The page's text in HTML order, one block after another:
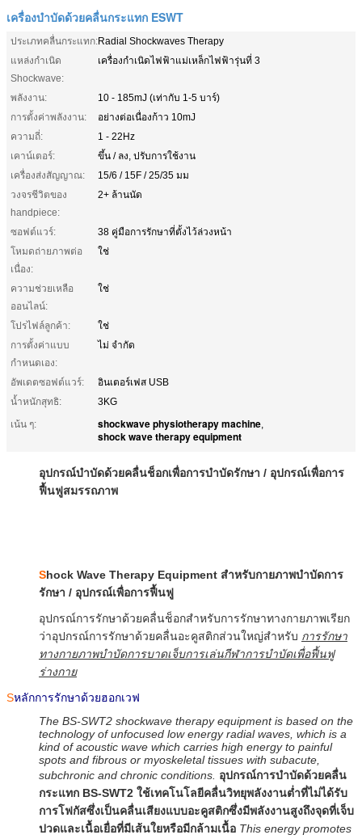
เครื่องบำบัดด้วยคลื่นกระแทก ESWT
ประเภทคลื่นกระแทก:Radial Shockwaves Therapy
แหล่งกำเนิด
Shockwave:
เครื่องกำเนิดไฟฟ้าแม่เหล็กไฟฟ้ารุ่นที่ 3
พลังงาน:
10 - 185mJ (เท่ากับ 1-5 บาร์)
การตั้งค่าพลังงาน:
อย่างต่อเนื่องก้าว 10mJ
ความถี่:
1 - 22Hz
เคาน์เตอร์:
ขึ้น / ลง, ปรับการใช้งาน
เครื่องส่งสัญญาณ:
15/6 / 15F / 25/35 มม
วงจรชีวิตของ
handpiece:
2+ ล้านนัด
ซอฟต์แวร์:
38 คู่มือการรักษาที่ตั้งไว้ล่วงหน้า
โหมดถ่ายภาพต่อ
เนื่อง:
ใช่
ความช่วยเหลือ
ออนไลน์:
ใช่
โปรไฟล์ลูกค้า:
ใช่
การตั้งค่าแบบ
กำหนดเอง:
ไม่ จำกัด
อัพเดตซอฟต์แวร์:
อินเตอร์เฟส USB
น้ำหนักสุทธิ:
3KG
เน้น ๆ:
shockwave physiotherapy machine,
shock wave therapy equipment
อุปกรณ์บำบัดด้วยคลื่นช็อกเพื่อการบำบัดรักษา / อุปกรณ์เพื่อการ
ฟื้นฟูสมรรถภาพ
Shock Wave Therapy Equipment สำหรับกายภาพบำบัดการ
รักษา / อุปกรณ์เพื่อการฟื้นฟู
อุปกรณ์การรักษาด้วยคลื่นช็อกสำหรับการรักษาทางกายภาพเรียก
ว่าอุปกรณ์การรักษาด้วยคลื่นอะคูสติกส่วนใหญ่สำหรับ การรักษา
ทางกายภาพบำบัดการบาดเจ็บการเล่นกีฬาการบำบัดเพื่อฟื้นฟู
ร่างกาย
Sหลักการรักษาด้วยฮอกเวฟ
The BS-SWT2 shockwave therapy equipment is based on the
technology of unfocused low energy radial waves, which is a
kind of acoustic wave which carries high energy to painful
spots and fibrous or myoskeletal tissues with subacute,
subchronic and chronic conditions. อุปกรณ์การบำบัดด้วยคลื่น
กระแทก BS-SWT2 ใช้เทคโนโลยีคลื่นวิทยุพลังงานต่ำที่ไม่ได้รับ
การโฟกัสซึ่งเป็นคลื่นเสียงแบบอะคูสติกซึ่งมีพลังงานสูงถึงจุดที่เจ็บ
ปวดและเนื้อเยื่อที่มีเส้นใยหรือมีกล้ามเนื้อ This energy promotes